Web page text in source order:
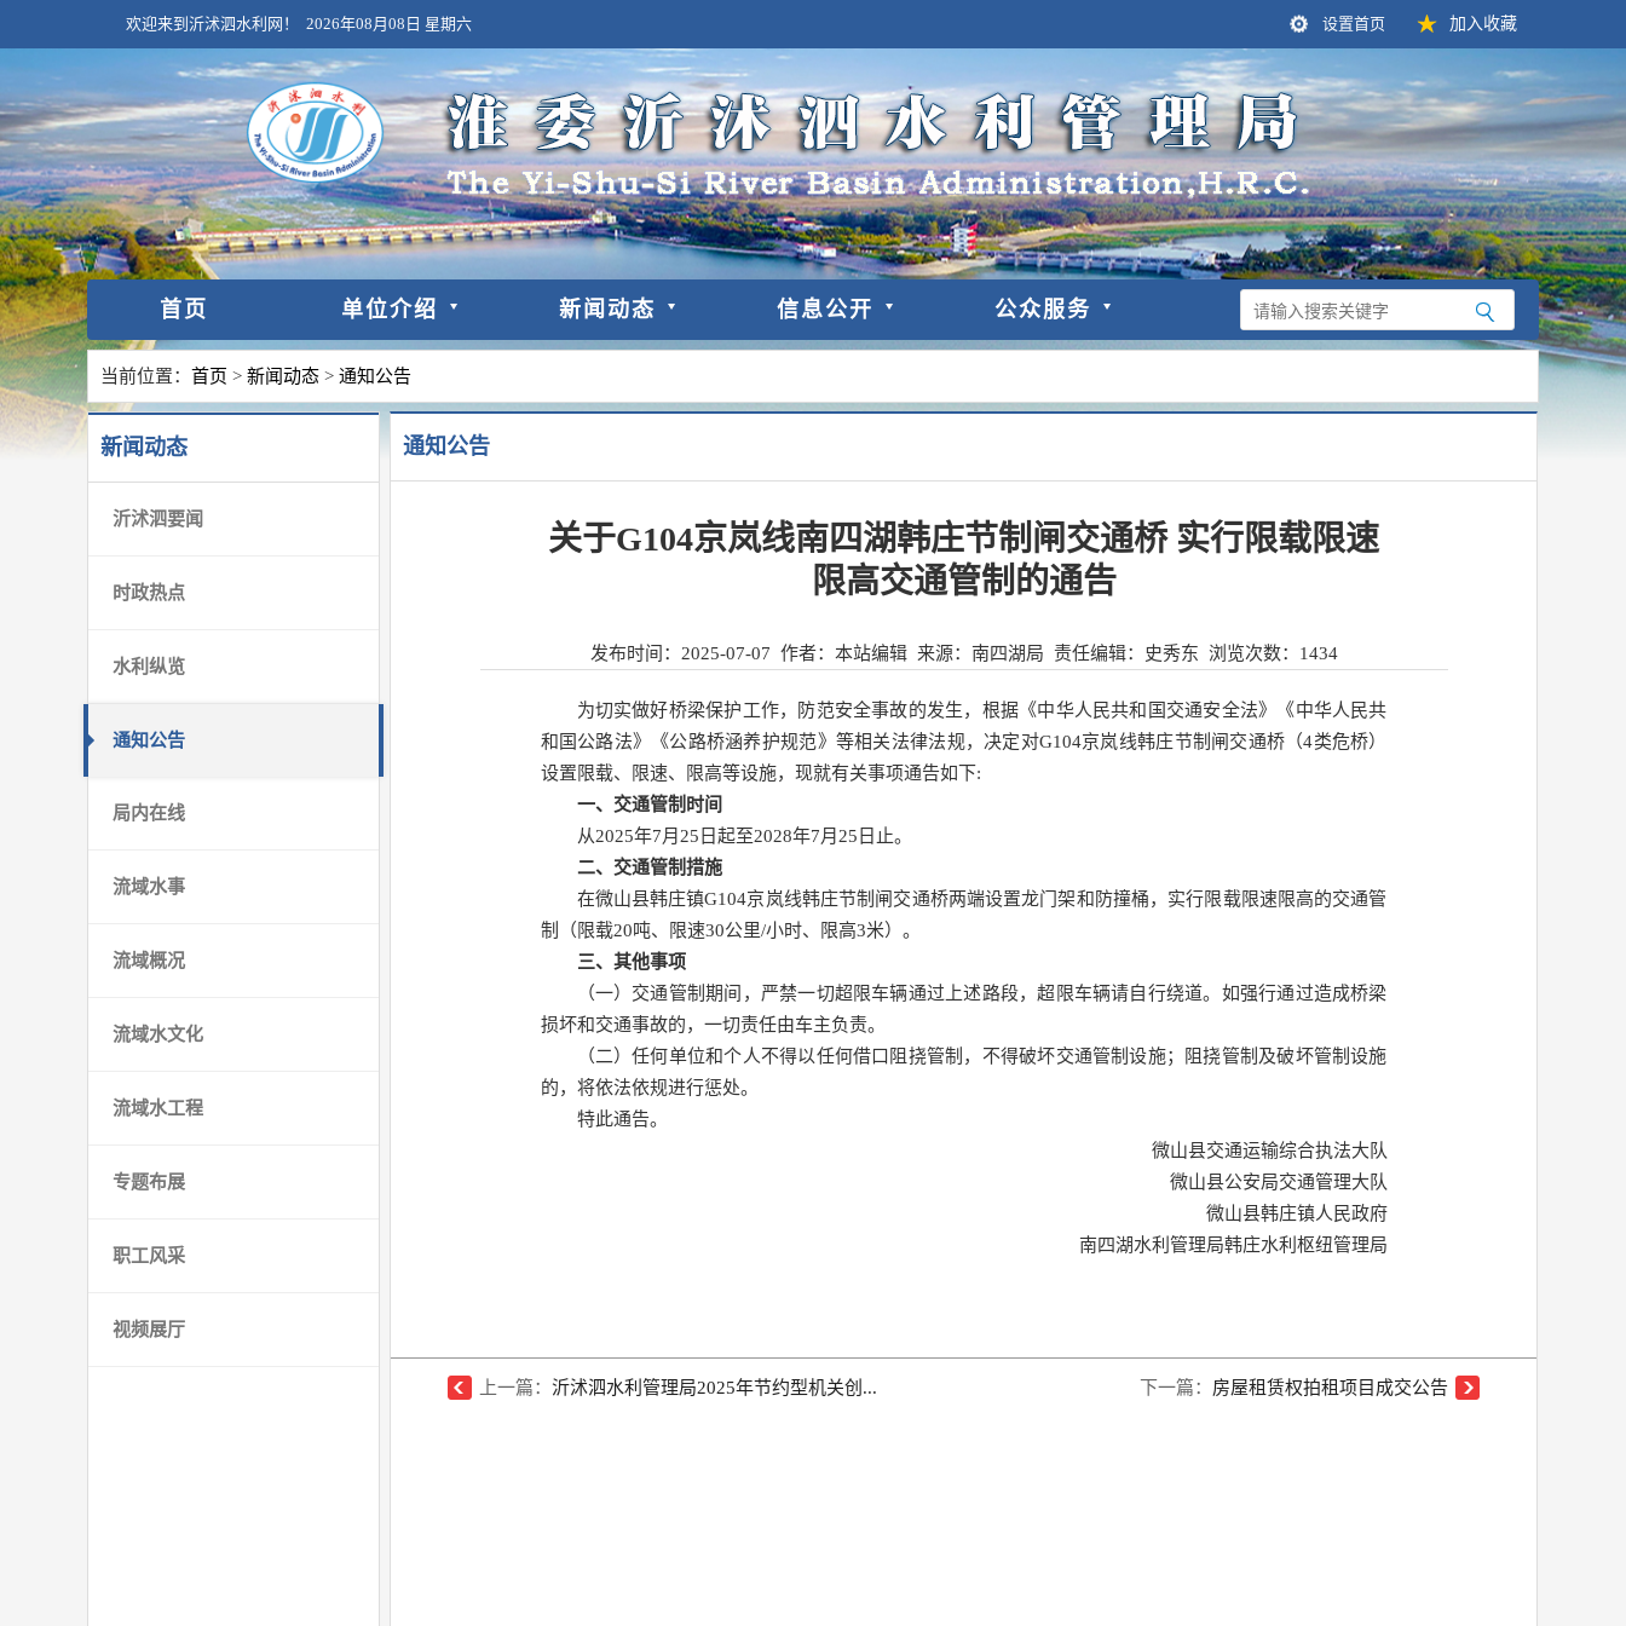
欢迎来到沂沭泗水利网！ 2026年08月08日 星期六 设置首页 加入收藏
首页 单位介绍 新闻动态 信息公开 公众服务
当前位置： 首页 > 新闻动态 > 通知公告
新闻动态
沂沭泗要闻
时政热点
水利纵览
通知公告
局内在线
流域水事
流域概况
流域水文化
流域水工程
专题布展
职工风采
视频展厅
通知公告
关于G104京岚线南四湖韩庄节制闸交通桥 实行限载限速
限高交通管制的通告
发布时间： 2025-07-07 作者：本站编辑 来源： 南四湖局 责任编辑：史秀东 浏览次数： 1434
为切实做好桥梁保护工作，防范安全事故的发生，根据《中华人民共和国交通安全法》《中华人民共
和国公路法》《公路桥涵养护规范》等相关法律法规，决定对G104京岚线韩庄节制闸交通桥（4类危桥）
设置限载、限速、限高等设施，现就有关事项通告如下:
一、交通管制时间
从2025年7月25日起至2028年7月25日止。
二、交通管制措施
在微山县韩庄镇G104京岚线韩庄节制闸交通桥两端设置龙门架和防撞桶，实行限载限速限高的交通管
制（限载20吨、限速30公里/小时、限高3米）。
三、其他事项
（一）交通管制期间，严禁一切超限车辆通过上述路段，超限车辆请自行绕道。如强行通过造成桥梁
损坏和交通事故的，一切责任由车主负责。
（二）任何单位和个人不得以任何借口阻挠管制，不得破坏交通管制设施；阻挠管制及破坏管制设施
的，将依法依规进行惩处。
特此通告。
微山县交通运输综合执法大队
微山县公安局交通管理大队
微山县韩庄镇人民政府
南四湖水利管理局韩庄水利枢纽管理局
上一篇： 沂沭泗水利管理局2025年节约型机关创... 下一篇： 房屋租赁权拍租项目成交公告